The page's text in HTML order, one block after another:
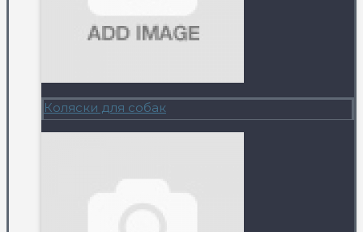
Коляски для собак